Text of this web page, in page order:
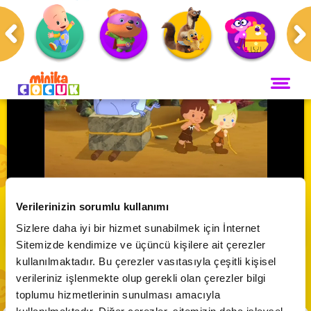
Verilerinizin sorumlu kullanımı
Sizlere daha iyi bir hizmet sunabilmek için İnternet
Sitemizde kendimize ve üçüncü kişilere ait çerezler
kullanılmaktadır. Bu çerezler vasıtasıyla çeşitli kişisel
verileriniz işlenmekte olup gerekli olan çerezler bilgi
toplumu hizmetlerinin sunulması amacıyla
ANA SAYFA
PROGRAMLAR
Maceracı Yüzgeçler
Bi' Adada Bi' Arada
Arı Maya
Çupi
Akika ve Sahara
VİDEO
CANLI YAYIN
Anasayfa Damla'nın Dolabı
Damla'nın Dolabı 1.Sezon 25. Bölüm
Abone Ol